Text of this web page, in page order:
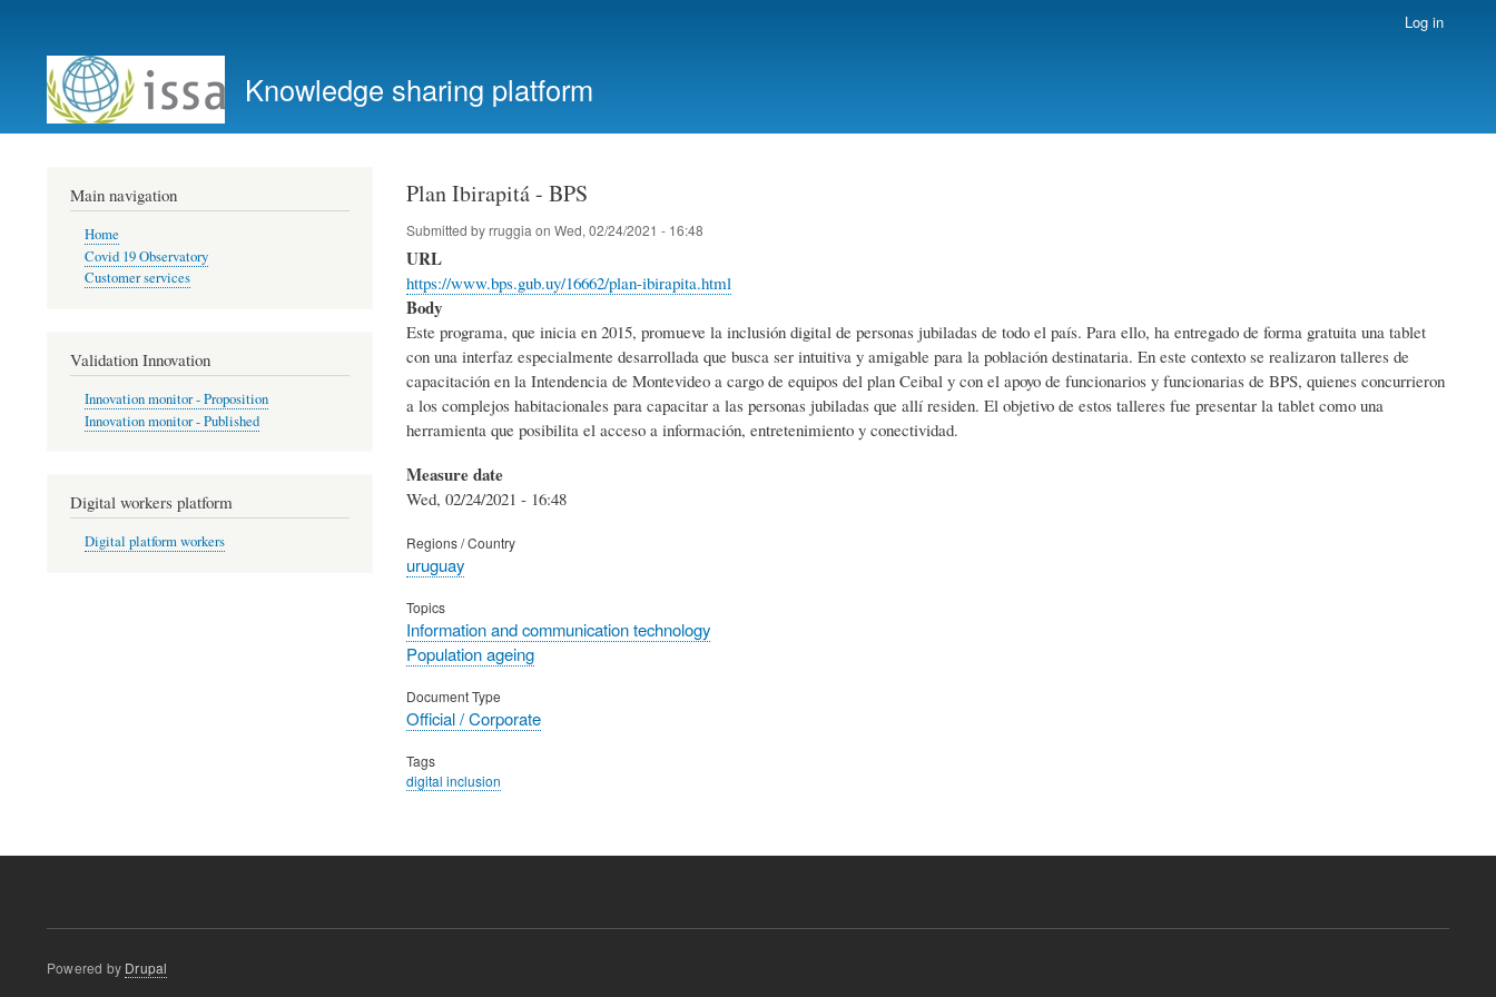
account
menu
Log in
Knowledge sharing platform
Plan Ibirapitá - BPS
Submitted byrruggia on Wed, 02/24/2021 - 16:48
URL
https://www.bps.gub.uy/16662/plan-ibirapita.html
Body
Este programa, que inicia en 2015, promueve la inclusión digital de personas jubiladas de todo el país. Para ello, ha entregado de forma gratuita una tablet
con una interfaz especialmente desarrollada que busca ser intuitiva y amigable para la población destinataria. En este contexto se realizaron talleres de
capacitación en la Intendencia de Montevideo a cargo de equipos del plan Ceibal y con el apoyo de funcionarios y funcionarias de BPS, quienes concurrieron
a los complejos habitacionales para capacitar a las personas jubiladas que allí residen. El objetivo de estos talleres fue presentar la tablet como una
herramienta que posibilita el acceso a información, entretenimiento y conectividad.
Measure date
Wed, 02/24/2021 - 16:48
Regions / Country
uruguay
Topics
Information and communication technology
Population ageing
Document Type
Official / Corporate
Tags
digital inclusion
Main navigation
Home
Covid 19 Observatory
Customer services
Validation Innovation
Innovation monitor - Proposition
Innovation monitor - Published
Digital workers platform
Digital platform workers
Powered by Drupal